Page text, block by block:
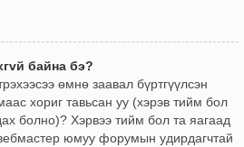
байна бэ?
өмнө заавал бүртгүүлсэн
хориг тавьсан уу (хэрэв тийм бол
болно)? Хэрвээ тийм бол та яагаад
юмуу форумын удирдагчтай